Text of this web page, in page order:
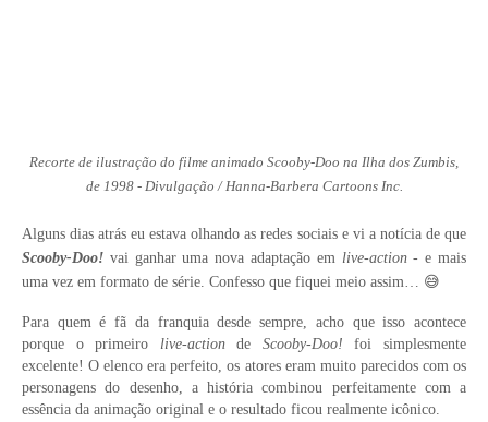
Recorte de ilustração do filme animado Scooby-Doo na Ilha dos Zumbis,
de 1998 - Divulgação / Hanna-Barbera Cartoons Inc.
Alguns dias atrás eu estava olhando as redes sociais e vi a notícia de que
Scooby-Doo! vai ganhar uma nova adaptação em live-action- e mais
uma vez em formato de série. Confesso que fiquei meio assim… 😅
Para quem é fã da franquia desde sempre, acho que isso acontece
porque o primeiro live-actionde Scooby-Doo! foi simplesmente
excelente! O elenco era perfeito, os atores eram muito parecidos com os
personagens do desenho, a história combinou perfeitamente com a
essência da animação original e o resultado ficou realmente icônico.